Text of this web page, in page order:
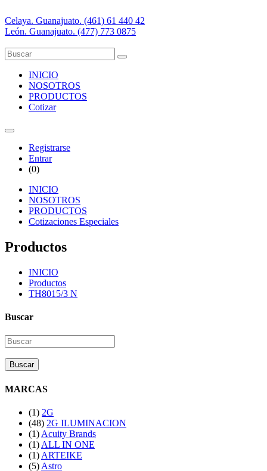
Celaya. Guanajuato. (461) 61 440 42
León. Guanajuato. (477) 773 0875
INICIO
NOSOTROS
PRODUCTOS
Cotizar
Registrarse
Entrar
(0)
INICIO
NOSOTROS
PRODUCTOS
Cotizaciones Especiales
Productos
INICIO
Productos
TH8015/3 N
Buscar
Buscar
MARCAS
(1) 2G
(48) 2G ILUMINACION
(1) Acuity Brands
(1) ALL IN ONE
(1) ARTEIKE
(5) Astro